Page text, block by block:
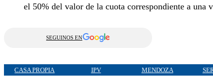
el 50% del valor de la cuota correspondiente a una
SEGUINOS EN
CASA PROPIA IPV MENDOZA